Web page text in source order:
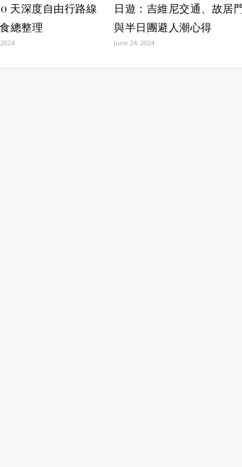
天深度自由行路線
總整理
日遊：吉維尼交通、故居
與半日團避人潮心得
June 24, 2024